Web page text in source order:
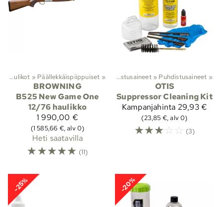
Haulikot ‪» Päällekkäispiippuiset ‪»
BROWNING
B525 New Game One
12/76 haulikko
1 990,00 €
(1 585,66 €, alv 0)
Heti saatavilla
☆☆☆☆☆ (11)
ja huolto‪» Aseöljyt, rasvat ja puhdistusaineet ‪» Puhdistusaineet ‪»
OTIS
Suppressor Cleaning Kit
Kampanjahinta 29,93 €
(23,85 €, alv 0)
☆☆☆☆ ☆ (3)
-25% -20%